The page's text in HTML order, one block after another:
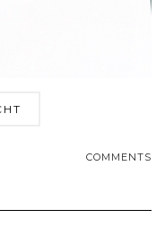
COMMENTS